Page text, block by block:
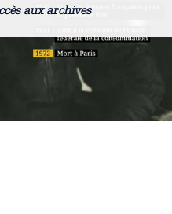
aux archives